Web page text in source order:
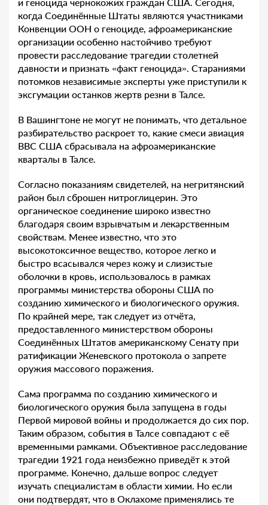
когда Соединённые Штаты являются участниками
Конвенции ООН о геноциде, афроамериканские
организации особенно настойчиво требуют
провести расследование трагедии столетней
давности и признать «факт геноцида». Стараниями
потомков независимые эксперты уже приступили к
эксгумации останков жертв резни в Талсе.
В Вашингтоне не могут не понимать, что детальное
разбирательство раскроет то, какие смеси авиация
ВВС США сбрасывала на афроамериканские
кварталы в Талсе.
Согласно показаниям свидетелей, на негритянский
район был сброшен нитроглицерин. Это
органическое соединение широко известно
благодаря своим взрывчатым и лекарственным
свойствам. Менее известно, что это
высокотоксичное вещество, которое легко и
быстро всасывался через кожу и слизистые
оболочки в кровь, использовалось в рамках
программы министерства обороны США по
созданию химического и биологического оружия.
По крайней мере, так следует из отчёта,
предоставленного министерством обороны
Соединённых Штатов американскому Сенату при
ратификации Женевского протокола о запрете
оружия массового поражения.
Сама программа по созданию химического и
биологического оружия была запущена в годы
Первой мировой войны и продолжается до сих пор.
Таким образом, события в Талсе совпадают с её
временными рамками. Объективное расследование
трагедии 1921 года неизбежно приведёт к этой
программе. Конечно, дальше вопрос следует
изучать специалистам в области химии. Но если
они подтвердят, что в Оклахоме применялись те